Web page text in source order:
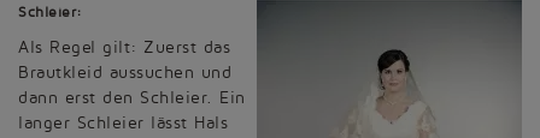
Schleier:
Als Regel gilt: Zuerst das
Brautkleid aussuchen und
dann erst den Schleier. Ein
langer Schleier lässt Hals